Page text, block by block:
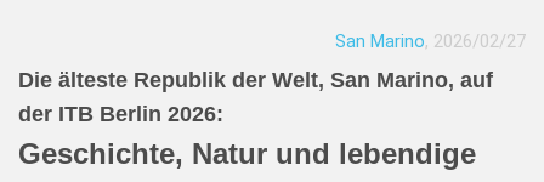
San Marino, 2026/02/27
Die älteste Republik der Welt, San Marino, auf
der ITB Berlin 2026:
Geschichte, Natur und lebendige